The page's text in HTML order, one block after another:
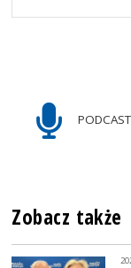
Zobacz także